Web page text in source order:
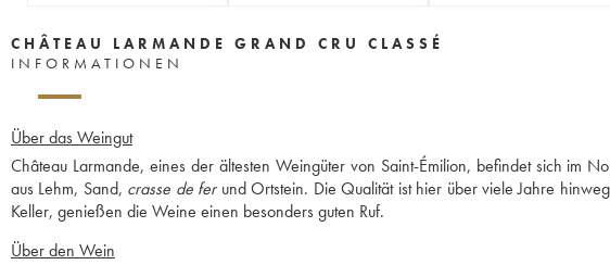
CHÂTEAU LARMANDE GRAND CRU CLASSÉ
INFORMATIONEN
Über das Weingut
Château Larmande, eines der ältesten Weingüter von Saint-Émilion, befindet sich im
aus Lehm, Sand, crasse de ferund Ortstein. Die Qualität ist hier über viele Jahre
Keller, genießen die Weine einen besonders guten Ruf.
Über den Wein